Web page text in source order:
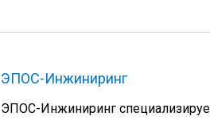
ЭПОС-Инжиниринг
ЭПОС-Инжиниринг